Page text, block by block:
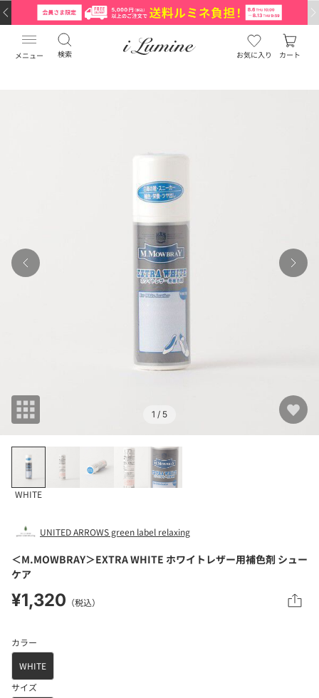
メニュー 検索 お気に入り カート
1 / 5
WHITE
UNITED ARROWS green label relaxing
＜M.MOWBRAY＞EXTRA WHITE ホワイトレザー用補色剤 シュー
ケア
¥1,320 （税込）
カラー
WHITE
サイズ